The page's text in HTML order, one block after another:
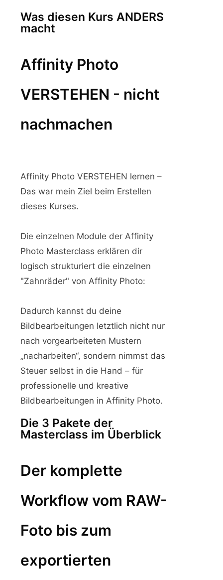
Was diesen Kurs ANDERS
macht
Affinity Photo
VERSTEHEN - nicht
nachmachen
Affinity Photo VERSTEHEN lernen –
Das war mein Ziel beim Erstellen
dieses Kurses.
Die einzelnen Module der Affinity
Photo Masterclass erklären dir
logisch strukturiert die einzelnen
"Zahnräder" von Affinity Photo:
Dadurch kannst du deine
Bildbearbeitungen letztlich nicht nur
nach vorgearbeiteten Mustern
„nacharbeiten“, sondern nimmst das
Steuer selbst in die Hand – für
professionelle und kreative
Bildbearbeitungen in Affinity Photo.
Die 3 Pakete der
Masterclass im Überblick
Der komplette
Workflow vom RAW-
Foto bis zum
exportierten